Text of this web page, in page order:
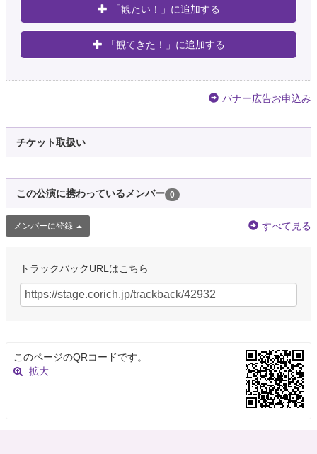
「観たい！」に追加する
「観てきた！」に追加する
バナー広告お申込み
チケット取扱い
この公演に携わっているメンバー 0
メンバーに登録 すべて見る
トラックバックURLはこちら
このページのQRコードです。
拡大